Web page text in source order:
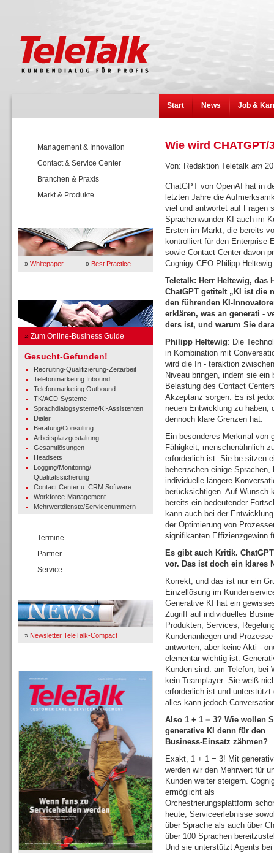
Start News Job &
Management & Innovation
Contact & Service Center
Branchen & Praxis
Markt & Produkte
» Whitepaper » Best Practice
» Zum Online-Business Guide
Gesucht-Gefunden!
Recruiting-Qualifizierung-Zeitarbeit
Telefonmarketing Inbound
Telefonmarketing Outbound
TK/ACD-Systeme
Sprachdialogsysteme/KI-Assistenten
Dialer
Beratung/Consulting
Arbeitsplatzgestaltung
Gesamtlösungen
Headsets
Logging/Monitoring/
Qualitätssicherung
Contact Center u. CRM Software
Workforce-Management
Mehrwertdienste/Servicenummern
Termine
Partner
Service
» Newsletter TeleTalk-Compact
TK- und ACD-Systeme
Wie wird
Von: Redaktion Teletalk am
ChatGPT von OpenAI hat in
letzten Jahre die
viel und antwortet auf Fragen
Sprachenwunder-KI auch im
Ersten im Markt, die bereits
kontrolliert für den
sowie Contact Center davon
Cognigy CEO Philipp Heltewig.
Teletalk: Herr Heltewig, das
ChatGPT getitelt „KI ist die
den führenden KI-
erklären, was an generati -
ders ist, und warum Sie
Philipp Heltewig: Die
in Kombination mit
wird die In - teraktion
Niveau bringen, indem sie
Belastung des Contact
Akzeptanz sorgen. Es ist
neuen Entwicklung zu haben,
dennoch klare Grenzen hat.
Ein besonderes Merkmal von
Fähigkeit, menschenähnlich
erforderlich ist. Sie be sitzen
beherrschen einige
individuelle längere
berücksichtigen. Auf Wunsch
bereits ein bedeutender
kann auch bei der
der Optimierung von
signifikanten Effizienzgewinn
Es gibt auch Kritik.
vor. Das ist doch ein klares
Korrekt, und das ist nur ein
Einzellösung im
Generative KI hat ein
Zugriff auf individuelles
Produkten, Services,
Kundenanliegen und
antworten, aber keine Akti -
elementar wichtig ist.
Kunden sind: am Telefon, bei
kein Teamplayer: Sie weiß
erforderlich ist und
alles kann jedoch
Also 1 + 1 = 3? Wie wollen
generative KI denn für den
Business-Einsatz zähmen?
Exakt, 1 + 1 = 3! Mit
werden wir den Mehrwert für
Kunden weiter steigern.
ermöglicht als
Orchestrierungsplattform
heute, Serviceerlebnisse
über Sprache als auch über
über 100 Sprachen
Und sie unterstützt Agents bei